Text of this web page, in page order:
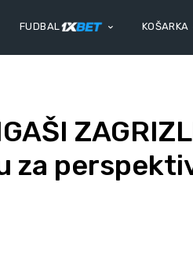
FUDBAL KOŠARKA
za